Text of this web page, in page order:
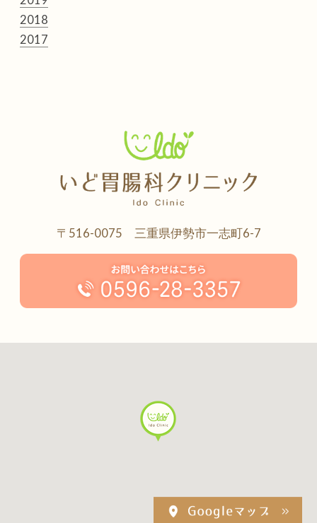
2018
2017
〒516-0075 三重県伊勢市一志町6-7